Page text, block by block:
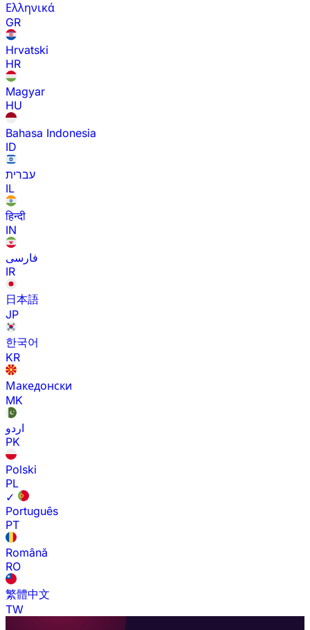
Ελληνικά
GR
Hrvatski
HR
Magyar
HU
Bahasa Indonesia
ID
עברית
IL
हिन्दी
IN
فارسی
IR
日本語
JP
한국어
KR
Македонски
MK
اردو
PK
Polski
PL
✓
Português
PT
Română
RO
繁體中文
TW